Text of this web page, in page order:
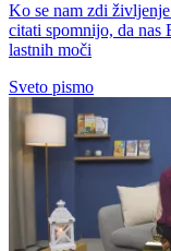
Ko se nam zdi
citati spomnijo, da nas
lastnih moči
Sveto pismo